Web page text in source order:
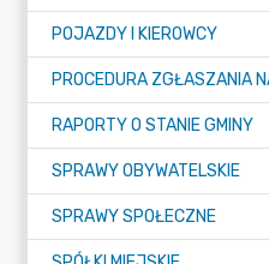
POJAZDY I KIEROWCY
RAPORTY O STANIE GMINY
SPRAWY OBYWATELSKIE
SPRAWY SPOŁECZNE